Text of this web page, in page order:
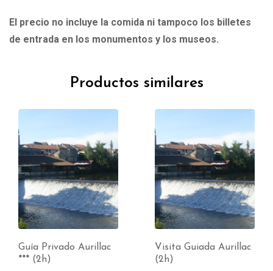
El precio no incluye la comida ni tampoco los billetes
de entrada en los monumentos y los museos.
Productos similares
Guía Privado Aurillac
*** (2h)
Visita Guiada Aurillac
(2h)